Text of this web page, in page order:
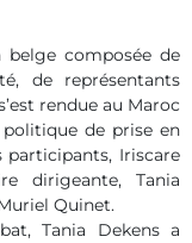
belge composée de
de représentants
rendue au Maroc
de prise en
participants, Iriscare
dirigeante, Tania
Quinet.
Tania Dekens a